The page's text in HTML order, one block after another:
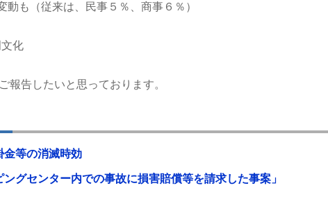
も（従来は、民事５％、商事６％）
化
報告したいと思っております。
金等の消滅時効
グセンター内での事故に損害賠償等を請求した事案」